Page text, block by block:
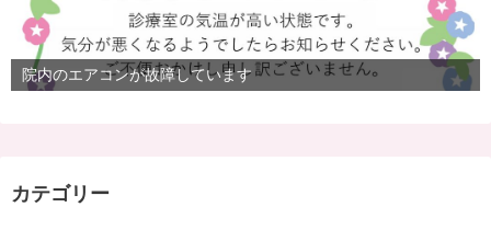
院内のエアコンが故障しています
カテゴリー